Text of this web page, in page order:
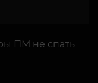
ПМ не спать